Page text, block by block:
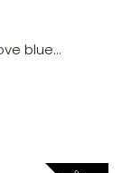
blue